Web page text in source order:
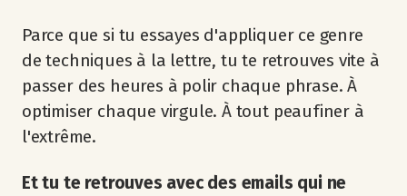
Parce que si tu essayes d'appliquer ce genre
de techniques à la lettre, tu te retrouves vite à
passer des heures à polir chaque phrase. À
optimiser chaque virgule. À tout peaufiner à
l'extrême.
Et tu te retrouves avec des emails qui ne